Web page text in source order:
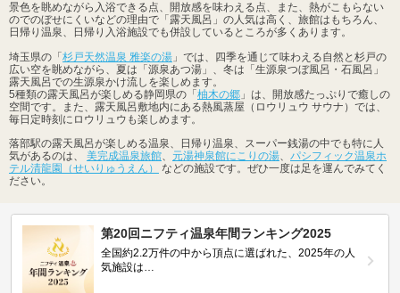
景色を眺めながら入浴できる点、開放感を味わえる点、また、熱がこもらない
のでのぼせにくいなどの理由で「露天風呂」の人気は高く、旅館はもちろん、
日帰り温泉、日帰り入浴施設でも併設しているところが多くあります。
埼玉県の「 杉戸天然温泉 雅楽の湯 」では、四季を通じて味わえる自然と杉戸の
広い空を眺めながら、夏は「源泉あつ湯」、冬は「生源泉つぼ風呂・石風呂」
露天風呂での生源泉かけ流しを楽しめます。
5種類の露天風呂が楽しめる静岡県の「 柚木の郷 」は、開放感たっぷりで癒しの
空間です。また、露天風呂敷地内にある熱風蒸屋（ロウリュウ サウナ）では、
毎日定時刻にロウリュウも楽しめます。
落部駅の露天風呂が楽しめる温泉、日帰り温泉、スーパー銭湯の中でも特に人
気があるのは、 美完成温泉旅館、 元湯神泉館にこりの湯、 パシフィック温泉ホ
テル清龍園（せいりゅうえん）
などの施設です。ぜひ一度は足を運んでみてく
ださい。
第20回ニフティ温泉年間ランキング2025
全国約2.2万件の中から頂点に選ばれた、2025年の人
気施設は…